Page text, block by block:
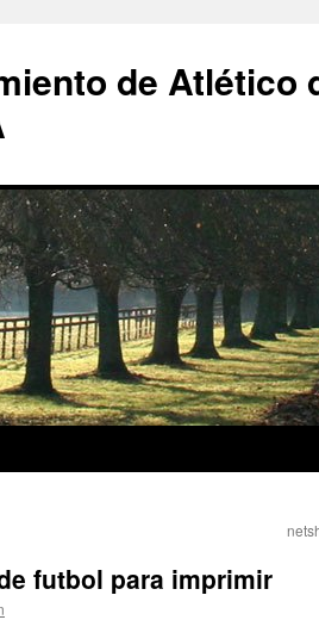
de Atlético
futbol para imprimir